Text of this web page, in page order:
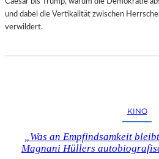
und dabei die Vertikalität zwischen
verwildert.
KINO
„Was an Empfindsamkeit
Magnani Hüllers